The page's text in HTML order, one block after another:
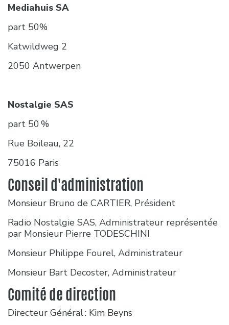
Mediahuis SA
part 50%
Katwildweg 2
2050 Antwerpen
Nostalgie SAS
part 50 %
Rue Boileau, 22
75016 Paris
Conseil d'administration
Monsieur Bruno de CARTIER, Président
Radio Nostalgie SAS, Administrateur représentée
par Monsieur Pierre TODESCHINI
Monsieur Philippe Fourel, Administrateur
Monsieur Bart Decoster, Administrateur
Comité de direction
Directeur Général : Kim Beyns